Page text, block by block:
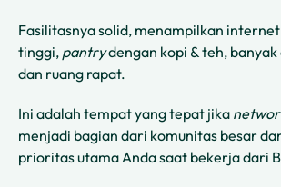
Fasilitasnya solid, menampilkan
tinggi, pantrydengan kopi & teh,
dan ruang rapat.
Ini adalah tempat yang tepat jika
menjadi bagian dari komunitas besar
prioritas utama Anda saat bekerja dari